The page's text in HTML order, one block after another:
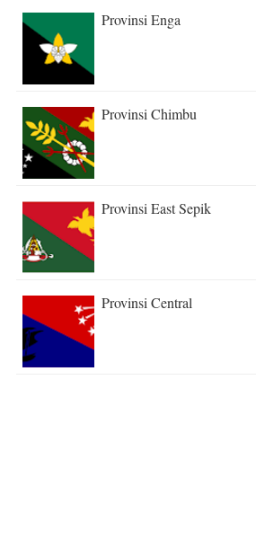
Provinsi Enga
Provinsi Chimbu
Provinsi East Sepik
Provinsi Central